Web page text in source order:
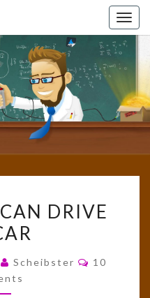
Reime Und
Mehr! In
Blogform.
School!
YOU
MY
DRIVE
Scheibster Comments
10